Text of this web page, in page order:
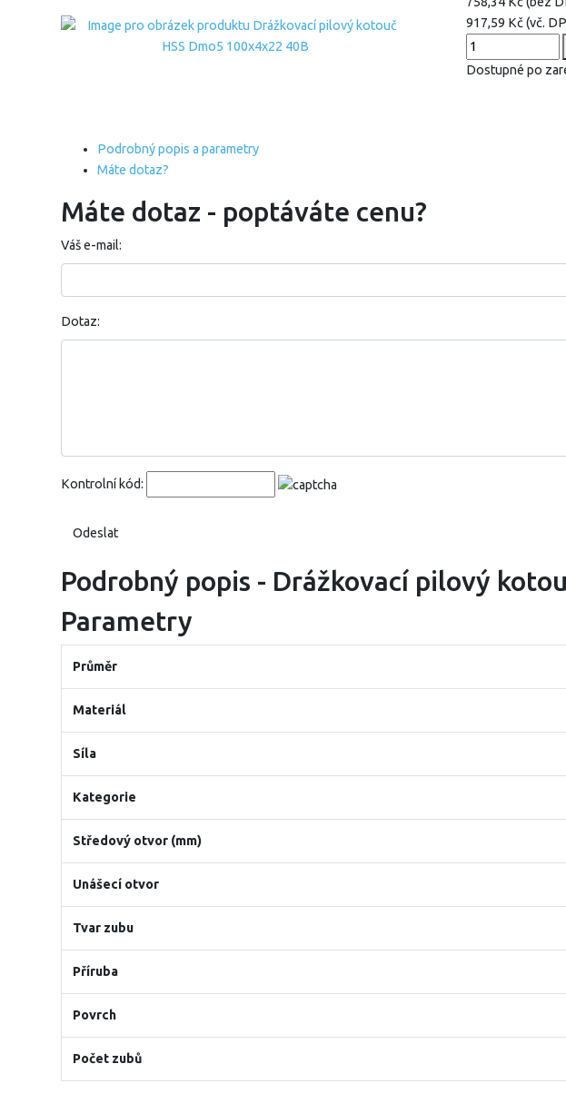
917,59 Kč (vč.
Dostupné po
Podrobný popis a parametry
Máte dotaz?
Máte dotaz - poptáváte cenu?
Váš e-mail:
Dotaz:
Kontrolní kód:
Podrobný popis - Drážkovací pilový
Parametry
Průměr
Materiál
Síla
Kategorie
Středový otvor (mm)
Unášecí otvor
Tvar zubu
Příruba
Povrch
Počet zubů